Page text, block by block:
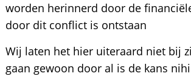
worden herinnerd door de
door dit conflict is ontstaan
Wij laten het hier uiteraard niet bij
gaan gewoon door al is de kans